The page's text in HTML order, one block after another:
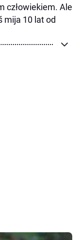
człowiekiem. Ale
mija 10 lat od